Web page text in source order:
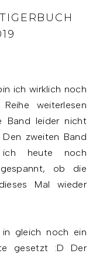
ich wirklich noch
weiterlesen
Band leider nicht
zweiten Band
heute noch
ob die
Mal wieder
gleich noch ein
gesetzt :D Der